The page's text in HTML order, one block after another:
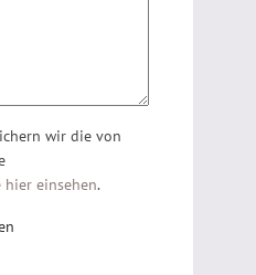
wir die von
einsehen.